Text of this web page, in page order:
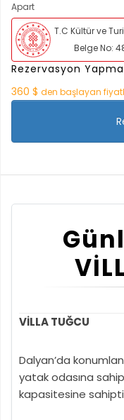
Apart
T.C Kültür ve
Belge No:
Rezervasyon
360 $ den başlayan
VİLLA TUĞCU
Dalyan’da
yatak odasına
kapasitesine